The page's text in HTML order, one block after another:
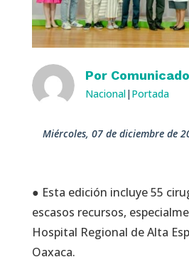
Por Comunicado
Nacional| Portada
miércoles, 07 de diciembre de
● Esta edición incluye 55
escasos recursos,
Hospital Regional de Alta
Oaxaca.